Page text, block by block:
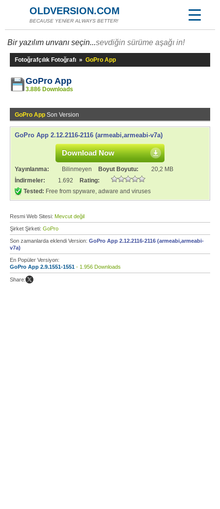
OLDVERSION.COM
BECAUSE YENİER ALWAYS BETTER!
Bir yazılım unvanı seçin...sevdiğin sürüme aşağı in!
Fotoğrafçılık Fotoğrafı » GoPro App
GoPro App
3.886 Downloads
GoPro App Son Version
GoPro App 2.12.2116-2116 (armeabi,armeabi-v7a)
Download Now
Yayınlanma: Bilinmeyen Boyut Boyutu:
20,2 MB
İndirmeler:
1.692
Rating:
Tested: Free from spyware, adware and viruses
Resmi Web Sitesi: Mevcut değil
Şirket Şirketi: GoPro
Son zamanlarda eklendi Version: GoPro App 2.12.2116-2116 (armeabi,armeabi-
v7a)
En Popüler Versiyon:
GoPro App 2.9.1551-1551 - 1.956 Downloads
Share: